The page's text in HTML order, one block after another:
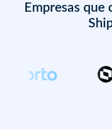
Empresas que